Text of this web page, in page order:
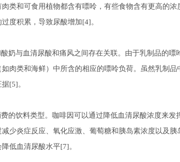
类和可食用植物都含有嘌呤，有些食物含有更高的
度积累，导致尿酸增加[4]。
与血清尿酸和痛风之间存在关联。由于乳制品的嘌
肉类和海鲜）中所含的相应的嘌呤负荷。虽然乳制
[5]。
饮料类型。咖啡因可以通过降低血清尿酸浓度来发
少炎症反应、氧化应激、葡萄糖和胰岛素浓度以及
低血清尿酸水平[7]。